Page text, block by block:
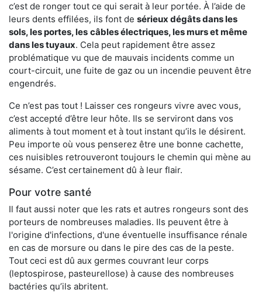
c’est de ronger tout ce qui serait à leur portée. À l’aide de
leurs dents effilées, ils font de sérieux dégâts dans les
sols, les portes, les câbles électriques, les murs et même
dans les tuyaux. Cela peut rapidement être assez
problématique vu que de mauvais incidents comme un
court-circuit, une fuite de gaz ou un incendie peuvent être
engendrés.
Ce n’est pas tout ! Laisser ces rongeurs vivre avec vous,
c’est accepté d’être leur hôte. Ils se serviront dans vos
aliments à tout moment et à tout instant qu’ils le désirent.
Peu importe où vous penserez être une bonne cachette,
ces nuisibles retrouveront toujours le chemin qui mène au
sésame. C’est certainement dû à leur flair.
Pour votre santé
Il faut aussi noter que les rats et autres rongeurs sont des
porteurs de nombreuses maladies. Ils peuvent être à
l'origine d'infections, d'une éventuelle insuffisance rénale
en cas de morsure ou dans le pire des cas de la peste.
Tout ceci est dû aux germes couvrant leur corps
(leptospirose, pasteurellose) à cause des nombreuses
bactéries qu’ils abritent.